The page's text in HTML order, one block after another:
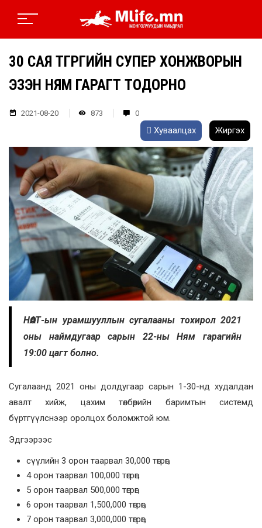
30 САЯ ТӨГРӨГИЙН СУПЕР ХОНЖВОРЫН
ЭЗЭН НЯМ ГАРАГТ ТОДОРНО
2021-08-20 873 0
Хуваалцах Жиргэх
НӨАТ-ын урамшууллын сугалааны тохирол 2021
оны наймдугаар сарын 22-ны Ням гарагийн
19:00 цагт болно.
Сугалаанд 2021 оны долдугаар сарын 1-30-нд худалдан
авалт хийж, цахим төлбөрийн баримтын системд
бүртгүүлснээр оролцох боломжтой юм.
Эдгээрээс
сүүлийн 3 орон таарвал 30,000 төгрөг,
4 орон таарвал 100,000 төгрөг,
5 орон таарвал 500,000 төгрөг,
6 орон таарвал 1,500,000 төгрөг,
7 орон таарвал 3,000,000 төгрөг,